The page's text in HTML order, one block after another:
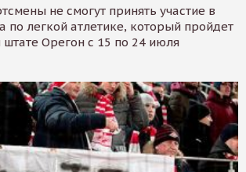
не смогут принять участие в
по легкой атлетике, который пройдет
Орегон с 15 по 24 июля